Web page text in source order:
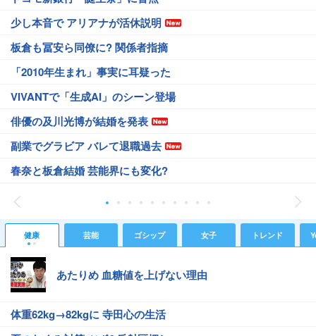
少し本音で アリアナが活休説明
板倉も冨安ら同僚に? 関係者指摘
「2010年生まれ」事実に耳疑った
VIVANTで「生成AI」のシーン登場
俳優の及川光博が結婚を発表
副業でグラビア バレて退職過去
春奈と板倉結婚 芸能界にも変化?
健康 芸能 ゴシップ 女子 トレンド
あたりめ 血糖値を上げない理由
体重62kg→82kgに 寺田心の生活